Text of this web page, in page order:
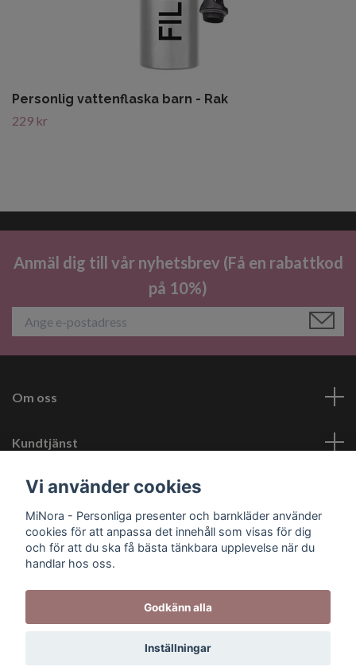
Personlig vattenflaska barn - Rak
229 kr
Anmäl dig till vår nyhetsbrev (Få en rabattkod
på 10%)
Om oss
Kundtjänst
Läs mer
Sociala medier
© 2026 MiNora - Personliga presenter
Vi använder cookies
MiNora - Personliga presenter och barnkläder använder
cookies för att anpassa det innehåll som visas för dig
och för att du ska få bästa tänkbara upplevelse när du
handlar hos oss.
Godkänn alla
Inställningar